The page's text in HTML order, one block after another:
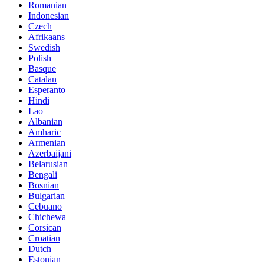
Romanian
Indonesian
Czech
Afrikaans
Swedish
Polish
Basque
Catalan
Esperanto
Hindi
Lao
Albanian
Amharic
Armenian
Azerbaijani
Belarusian
Bengali
Bosnian
Bulgarian
Cebuano
Chichewa
Corsican
Croatian
Dutch
Estonian